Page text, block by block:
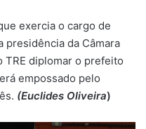
exercia o cargo de
da Câmara
TRE diplomar o prefeito
empossado pelo
(Euclides Oliveira)